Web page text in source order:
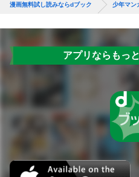
漫画無料試し読みならdブック 少年マン
アプリならもっ